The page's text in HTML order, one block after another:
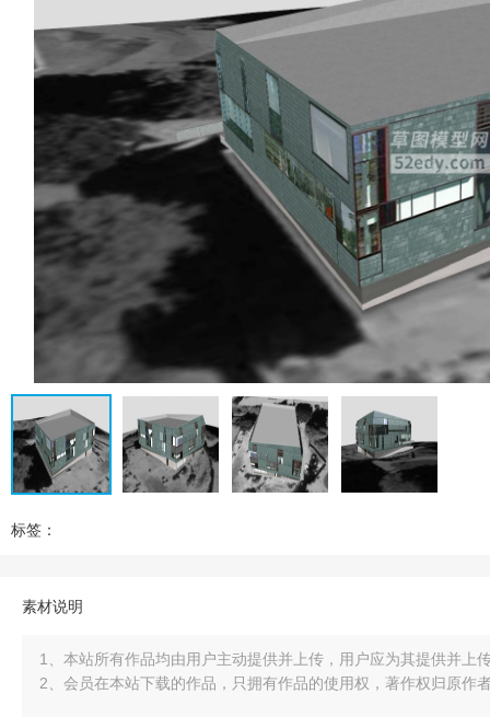
标签：
素材说明
1、本站所有作品均由用户主动提供并上传，用户应为其提供并上
2、会员在本站下载的作品，只拥有作品的使用权，著作权归原作